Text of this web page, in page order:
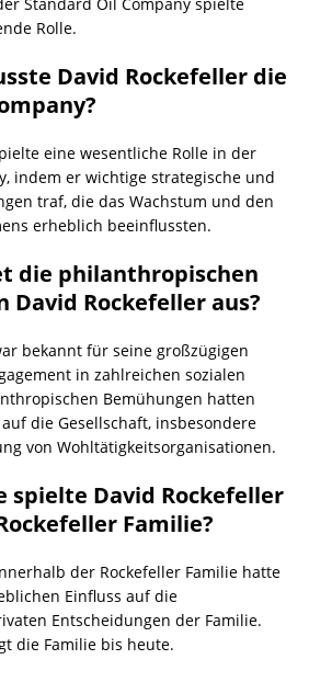
Rolle.
David Rockefeller die
eine wesentliche Rolle in der
indem er wichtige strategische und
traf, die das Wachstum und den
erheblich beeinflussten.
die philanthropischen
David Rockefeller aus?
bekannt für seine großzügigen
in zahlreichen sozialen
Bemühungen hatten
die Gesellschaft, insbesondere
von Wohltätigkeitsorganisationen.
spielte David Rockefeller
Familie?
der Rockefeller Familie hatte
Einfluss auf die
Entscheidungen der Familie.
die Familie bis heute.